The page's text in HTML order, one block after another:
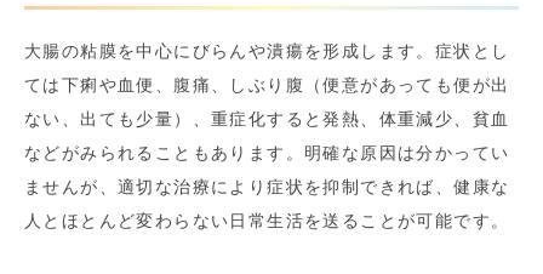
大腸の粘膜を中心にびらんや潰瘍を形成します。症状とし
ては下痢や血便、腹痛、しぶり腹（便意があっても便が出
ない、出ても少量）、重症化すると発熱、体重減少、貧血
などがみられることもあります。明確な原因は分かってい
ませんが、適切な治療により症状を抑制できれば、健康な
人とほとんど変わらない日常生活を送ることが可能です。